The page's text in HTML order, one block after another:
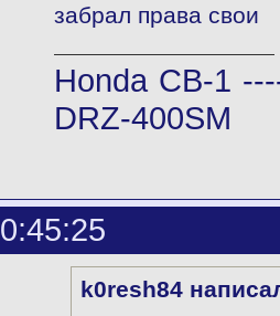
забрал права свои
Honda CB-1
DRZ-400SM
k0resh84